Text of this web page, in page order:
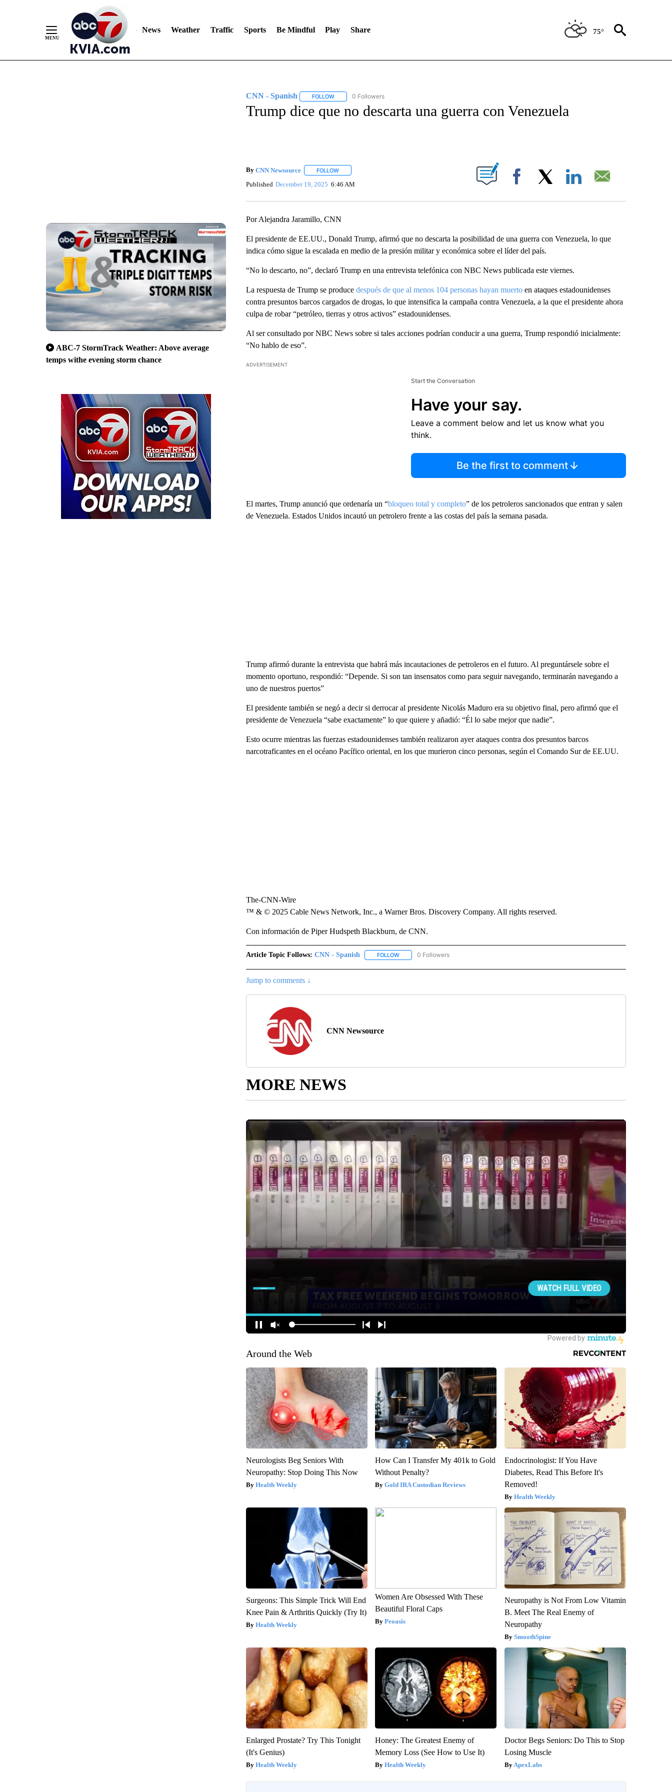
News Weather Traffic Sports Be Mindful Play Share 75°
ABC-7 StormTrack Weather: Above average
temps withe evening storm chance
CNN - Spanish FOLLOWFOLLOW "CNN - SPANISH" TO RECEIVE NOTIFICATIONS ABOUT NEW PAGES ON "CNN - SPANISH".
0 Followers
Trump dice que no descarta una guerra con Venezuela
By CNN Newsource FOLLOWFOLLOW "" TO RECEIVE NOTIFICATIONS ABOUT NEW PAGES ON "".
Published December 19, 2025 6:46 AM Facebook
Por Alejandra Jaramillo, CNN
El presidente de EE.UU., Donald Trump, afirmó que no descarta la posibilidad de una guerra con Venezuela, lo que
indica cómo sigue la escalada en medio de la presión militar y económica sobre el líder del país.
“No lo descarto, no”, declaró Trump en una entrevista telefónica con NBC News publicada este viernes.
La respuesta de Trump se produce después de que al menos 104 personas hayan muerto en ataques estadounidenses
contra presuntos barcos cargados de drogas, lo que intensifica la campaña contra Venezuela, a la que el presidente ahora
culpa de robar “petróleo, tierras y otros activos” estadounidenses.
Al ser consultado por NBC News sobre si tales acciones podrían conducir a una guerra, Trump respondió inicialmente:
“No hablo de eso”.
ADVERTISEMENT
Start the Conversation
Have your say.
Leave a comment below and let us know what you
think.
Be the first to comment
El martes, Trump anunció que ordenaría un “bloqueo total y completo” de los petroleros sancionados que entran y salen
de Venezuela. Estados Unidos incautó un petrolero frente a las costas del país la semana pasada.
Trump afirmó durante la entrevista que habrá más incautaciones de petroleros en el futuro. Al preguntársele sobre el
momento oportuno, respondió: “Depende. Si son tan insensatos como para seguir navegando, terminarán navegando a
uno de nuestros puertos”
El presidente también se negó a decir si derrocar al presidente Nicolás Maduro era su objetivo final, pero afirmó que el
presidente de Venezuela “sabe exactamente” lo que quiere y añadió: “Él lo sabe mejor que nadie”.
Esto ocurre mientras las fuerzas estadounidenses también realizaron ayer ataques contra dos presuntos barcos
narcotraficantes en el océano Pacífico oriental, en los que murieron cinco personas, según el Comando Sur de EE.UU.
The-CNN-Wire
™ & © 2025 Cable News Network, Inc., a Warner Bros. Discovery Company. All rights reserved.
Con información de Piper Hudspeth Blackburn, de CNN.
Article Topic Follows: CNN - Spanish FOLLOWFOLLOW "CNN - SPANISH" TO RECEIVE NOTIFICATIONS ABOUT NEW PAGES ON "CNN - SPANISH".
0 Followers
Jump to comments ↓
CNN Newsource
MORE NEWS
Around the Web
Neurologists Beg Seniors With
Neuropathy: Stop Doing This Now
Health Weekly
How Can I Transfer My 401k to Gold
Without Penalty?
Gold IRA Custodian Reviews
Endocrinologist: If You Have
Diabetes, Read This Before It's
Removed!
Health Weekly
Surgeons: This Simple Trick Will End
Knee Pain & Arthritis Quickly (Try It)
Health Weekly
Women Are Obsessed With These
Beautiful Floral Caps
Peoasis
Neuropathy is Not From Low Vitamin
B. Meet The Real Enemy of
Neuropathy
SmoothSpine
Enlarged Prostate? Try This Tonight
(It's Genius)
Health Weekly
Honey: The Greatest Enemy of
Memory Loss (See How to Use It)
Health Weekly
Doctor Begs Seniors: Do This to Stop
Losing Muscle
ApexLabs